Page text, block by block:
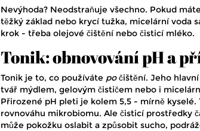
Nevýhoda? Neodstraňuje všechno. Pokud
těžký základ nebo krycí tužka, micelární voda
krok - třeba olejové čištění nebo čisticí mléko.
Tonik: obnovování pH a
Tonik je to, co používáte počištění. Jeho
tvář mýdlem, gelovým čističem nebo i
Přirozené pH pleti je kolem 5,5 - mírně
rovnováhu mikrobiomu. Ale čisticí prostředky
může pokožku oslabit a způsobit sucho,